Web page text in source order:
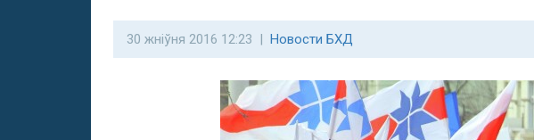
30 жніўня 2016 12:23 | Новости БХД